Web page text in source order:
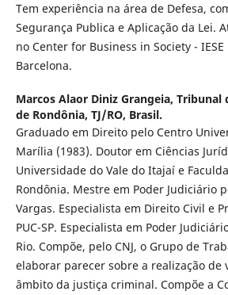
Tem experiência na área de Defesa,
Segurança Publica e Aplicação da Lei.
no Center for Business in Society -
Barcelona.
Marcos Alaor Diniz Grangeia, Tribunal
de Rondônia, TJ/RO, Brasil.
Graduado em Direito pelo Centro
Marília (1983). Doutor em Ciências
Universidade do Vale do Itajaí e
Rondônia. Mestre em Poder Judiciário
Vargas. Especialista em Direito Civil e
PUC-SP. Especialista em Poder
Rio. Compõe, pelo CNJ, o Grupo de
elaborar parecer sobre a realização de
âmbito da justiça criminal. Compõe a